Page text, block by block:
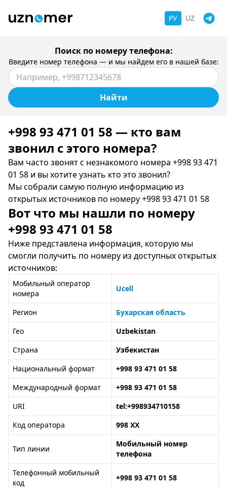
РУ UZ
Поиск по номеру телефона:
Введите номер телефона — и мы найдем его в нашей базе:
Найти
+998 93 471 01 58 — кто вам
звонил c этого номера?
Вам часто звонят с незнакомого номера +998 93 471
01 58 и вы хотите узнать кто это звонил?
Мы собрали самую полную информацию из
открытых источников по номеру +998 93 471 01 58
Вот что мы нашли по номеру
+998 93 471 01 58
Ниже представлена информация, которую мы
смогли получить по номеру из доступных открытых
источников:
Мобильный оператор
номера
Ucell
Регион
Бухарская область
Гео
Uzbekistan
Страна
Узбекистан
Национальный формат
+998 93 471 01 58
Международный формат
+998 93 471 01 58
URI
tel:+998934710158
Код оператора
998 XX
Тип линии
Мобильный номер
телефона
Телефонный мобильный
код
+998 93 471 01 58